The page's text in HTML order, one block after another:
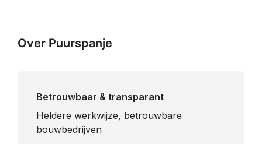
Over Puurspanje
Betrouwbaar & transparant
Heldere werkwijze, betrouwbare
bouwbedrijven